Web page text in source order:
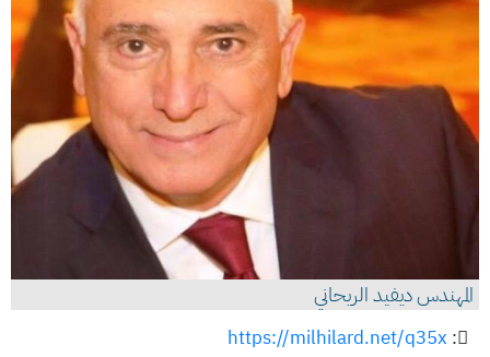
المهندس ديفيد الريحاني
:
https://milhilard.net/q35x